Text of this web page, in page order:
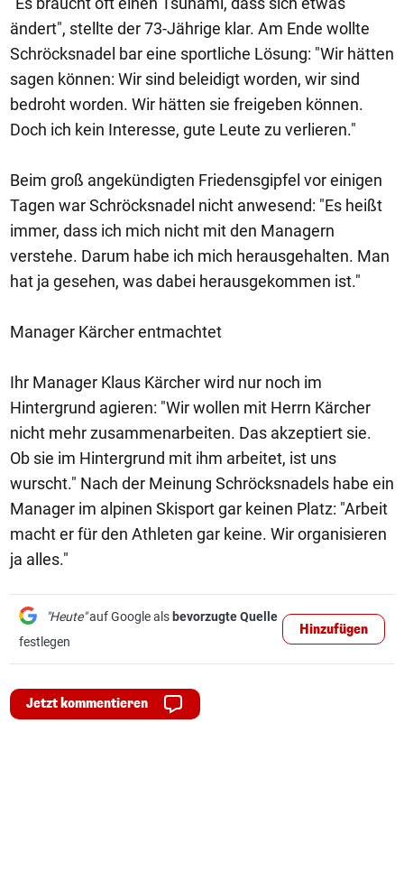
ändert", stellte der 73-Jährige klar. Am Ende wollte
Schröcksnadel bar eine sportliche Lösung: "Wir hätten
sagen können: Wir sind beleidigt worden, wir sind
bedroht worden. Wir hätten sie freigeben können.
Doch ich kein Interesse, gute Leute zu verlieren."
Beim groß angekündigten Friedensgipfel vor einigen
Tagen war Schröcksnadel nicht anwesend: "Es heißt
immer, dass ich mich nicht mit den Managern
verstehe. Darum habe ich mich herausgehalten. Man
hat ja gesehen, was dabei herausgekommen ist."
Manager Kärcher entmachtet
Ihr Manager Klaus Kärcher wird nur noch im
Hintergrund agieren: "Wir wollen mit Herrn Kärcher
nicht mehr zusammenarbeiten. Das akzeptiert sie.
Ob sie im Hintergrund mit ihm arbeitet, ist uns
wurscht." Nach der Meinung Schröcksnadels habe ein
Manager im alpinen Skisport gar keinen Platz: "Arbeit
macht er für den Athleten gar keine. Wir organisieren
ja alles."
"Heute"auf Google als bevorzugte Quelle
festlegen
Hinzufügen
Jetzt kommentieren